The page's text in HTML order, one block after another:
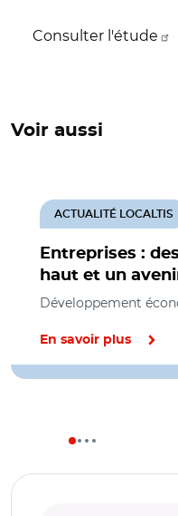
Consulter l'étude
Voir aussi
Entreprises :
haut et un
ACTUALITÉ LOCALTIS
Développement
En savoir plus